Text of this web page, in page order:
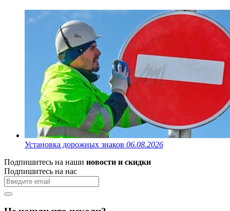
Установка дорожных знаков 06.08.2026
Подпишитесь на наши новости и скидки
Подпишитесь на нас